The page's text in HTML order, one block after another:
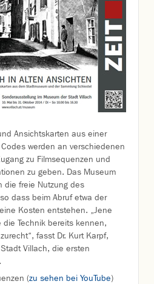
Ansichtskarten aus einer
Codes werden an verschiedenen
zu Filmsequenzen und
zu geben. Das Museum
die freie Nutzung des
dass beim Abruf etwa der
Kosten entstehen. „Jene
die Technik bereits kennen,
fasst Dr. Kurt Karpf,
Villach, die ersten
(zu sehen bei YouTube)